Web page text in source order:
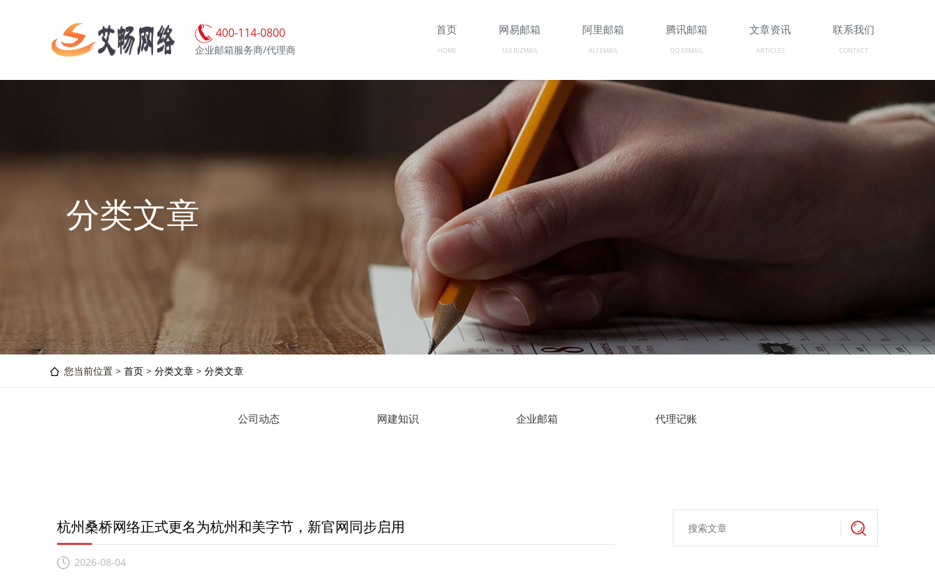
400-114-0800
企业邮箱服务商/代理商
首页
HOME
网易邮箱
163 BIZMAIL
阿里邮箱
ALI EMAIL
腾讯邮箱
QQ EXMAIL
文章资讯
ARTICLES
联系我们
CONTACT
分类文章
您当前位置 > 首页 > 分类文章 > 分类文章
公司动态 网建知识 企业邮箱 代理记账
杭州桑桥网络正式更名为杭州和美字节，新官网同步启用
2026-08-04